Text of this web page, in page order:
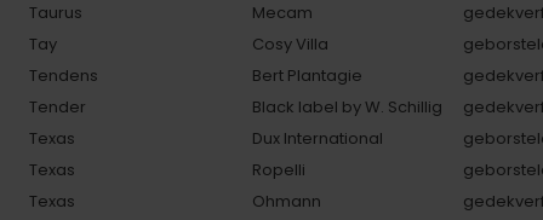
Taurus
Mecam
Tay
Cosy Villa
Tendens
Bert Plantagie
Tender
Black label by W. Schillig
Texas
Dux International
Texas
Ropelli
Texas
Ohmann